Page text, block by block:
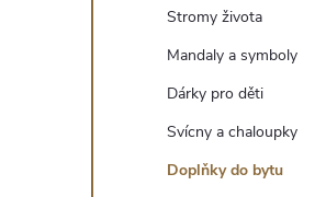
Stromy života
Mandaly a symboly
Dárky pro děti
Svícny a chaloupky
Doplňky do bytu